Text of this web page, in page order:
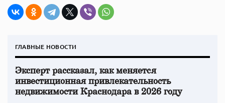
ГЛАВНЫЕ НОВОСТИ
Эксперт рассказал, как меняется
инвестиционная привлекательность
недвижимости Краснодара в 2026 году